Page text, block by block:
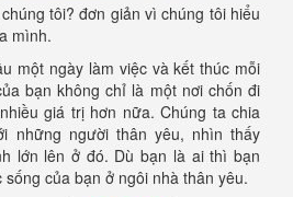
tôi? đơn giản vì chúng tôi hiểu
mình.
một ngày làm việc và kết thúc mỗi
bạn không chỉ là một nơi chốn đi
giá trị hơn nữa. Chúng ta chia
những người thân yêu, nhìn thấy
lớn lên ở đó. Dù bạn là ai thì bạn
của bạn ở ngôi nhà thân yêu.